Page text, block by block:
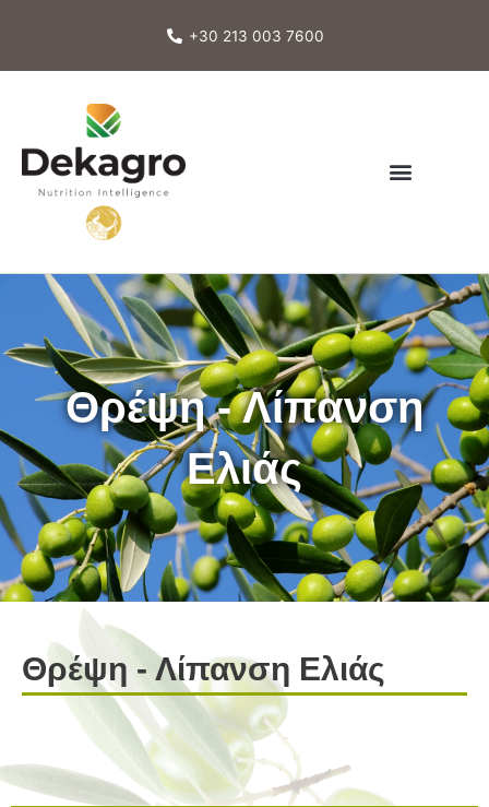
+30 213 003 7600
Θρέψη - Λίπανση
Ελιάς
Θρέψη - Λίπανση Ελιάς